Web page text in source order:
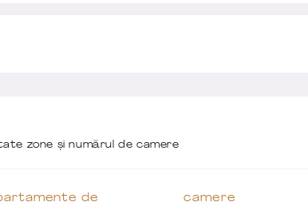
zone și numărul de camere
de
camere